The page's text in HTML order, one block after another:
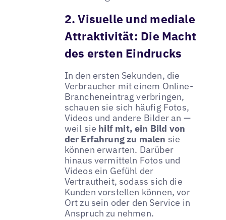
2. Visuelle und mediale
Attraktivität: Die Macht
des ersten Eindrucks
In den ersten Sekunden, die
Verbraucher mit einem Online-
Brancheneintrag verbringen,
schauen sie sich häufig Fotos,
Videos und andere Bilder an —
weil sie hilf mit, ein Bild von
der Erfahrung zu malen sie
können erwarten. Darüber
hinaus vermitteln Fotos und
Videos ein Gefühl der
Vertrautheit, sodass sich die
Kunden vorstellen können, vor
Ort zu sein oder den Service in
Anspruch zu nehmen.